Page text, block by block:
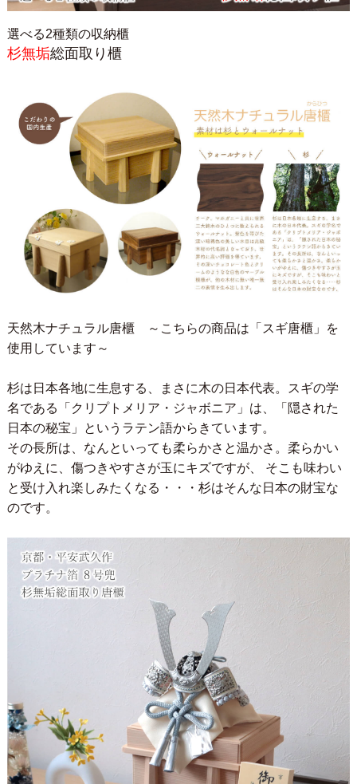
選べる2種類の収納櫃
杉無垢総面取り櫃
天然木ナチュラル唐櫃 ～こちらの商品は「スギ唐櫃」を
使用しています～
杉は日本各地に生息する、まさに木の日本代表。スギの学
名である「クリプトメリア・ジャボニア」は、「隠された
日本の秘宝」というラテン語からきています。
その長所は、なんといっても柔らかさと温かさ。柔らかい
がゆえに、傷つきやすさが玉にキズですが、 そこも味わい
と受け入れ楽しみたくなる・・・杉はそんな日本の財宝な
のです。